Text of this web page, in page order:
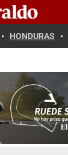
HONDURAS